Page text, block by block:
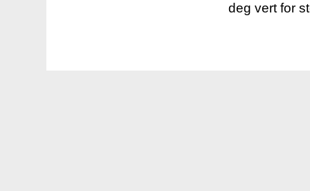
deg vert for